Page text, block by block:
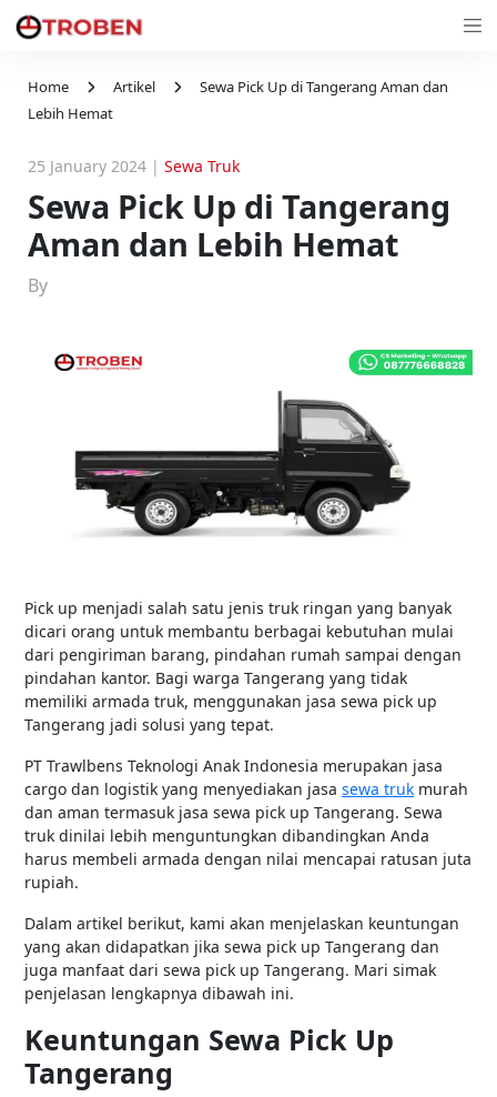
Home Artikel
Sewa Pick Up di Tangerang Aman dan
Lebih Hemat
25 January 2024 | Sewa Truk
Sewa Pick Up di Tangerang
Aman dan Lebih Hemat
By
Pick up menjadi salah satu jenis truk ringan yang banyak
dicari orang untuk membantu berbagai kebutuhan mulai
dari pengiriman barang, pindahan rumah sampai dengan
pindahan kantor. Bagi warga Tangerang yang tidak
memiliki armada truk, menggunakan jasa sewa pick up
Tangerang jadi solusi yang tepat.
PT Trawlbens Teknologi Anak Indonesia merupakan jasa
cargo dan logistik yang menyediakan jasa sewa truk murah
dan aman termasuk jasa sewa pick up Tangerang. Sewa
truk dinilai lebih menguntungkan dibandingkan Anda
harus membeli armada dengan nilai mencapai ratusan juta
rupiah.
Dalam artikel berikut, kami akan menjelaskan keuntungan
yang akan didapatkan jika sewa pick up Tangerang dan
juga manfaat dari sewa pick up Tangerang. Mari simak
penjelasan lengkapnya dibawah ini.
Keuntungan Sewa Pick Up
Tangerang